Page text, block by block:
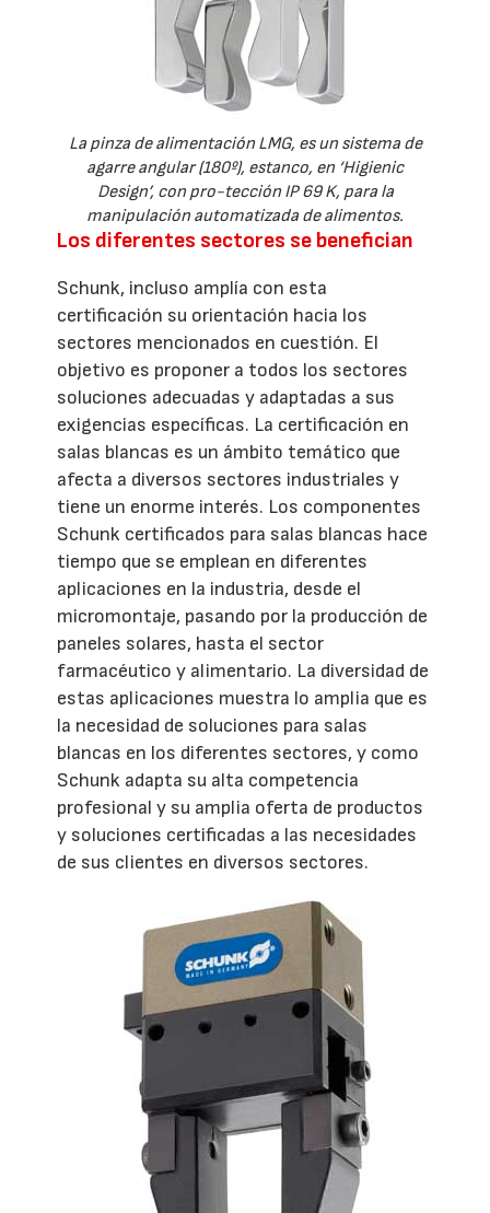
La pinza de alimentación LMG, es un sistema de
agarre angular (180º), estanco, en ‘Higienic
Design’, con pro-tección IP 69 K, para la
manipulación automatizada de alimentos.
Los diferentes sectores se benefician
Schunk, incluso amplía con esta
certificación su orientación hacia los
sectores mencionados en cuestión. El
objetivo es proponer a todos los sectores
soluciones adecuadas y adaptadas a sus
exigencias específicas. La certificación en
salas blancas es un ámbito temático que
afecta a diversos sectores industriales y
tiene un enorme interés. Los componentes
Schunk certificados para salas blancas hace
tiempo que se emplean en diferentes
aplicaciones en la industria, desde el
micromontaje, pasando por la producción de
paneles solares, hasta el sector
farmacéutico y alimentario. La diversidad de
estas aplicaciones muestra lo amplia que es
la necesidad de soluciones para salas
blancas en los diferentes sectores, y como
Schunk adapta su alta competencia
profesional y su amplia oferta de productos
y soluciones certificadas a las necesidades
de sus clientes en diversos sectores.